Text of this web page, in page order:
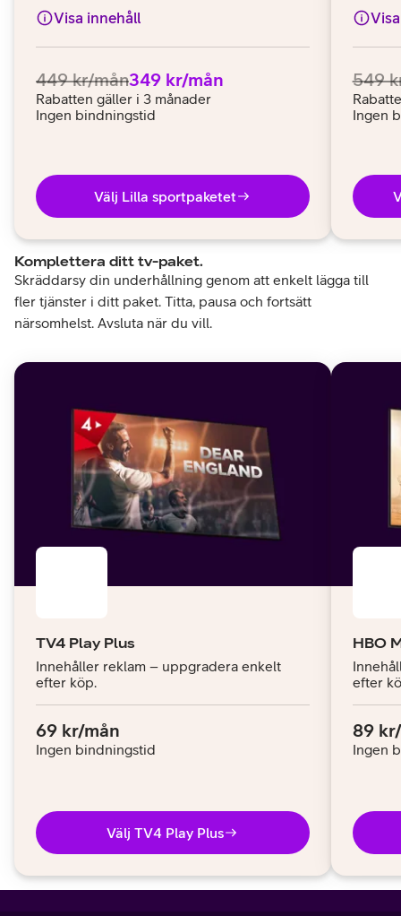
Visa innehåll
Ordinarie pris:
449 kr/mån.Pris:
349 kr/mån
Rabatten gäller i 3 månader
Ingen bindningstid
Välj Lilla sportpaketet
549
Ingen
Komplettera ditt tv-paket.
Skräddarsy din underhållning genom att enkelt lägga till
fler tjänster i ditt paket. Titta, pausa och fortsätt
närsomhelst. Avsluta när du vill.
TV4 Play Plus
Innehåller reklam – uppgradera enkelt
efter köp.
Pris:
69 kr/mån
Ingen bindningstid
Välj TV4 Play Plus
HBO
efter
Pris:
89
Ingen